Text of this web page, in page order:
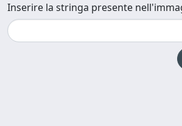
Inserire la stringa presente